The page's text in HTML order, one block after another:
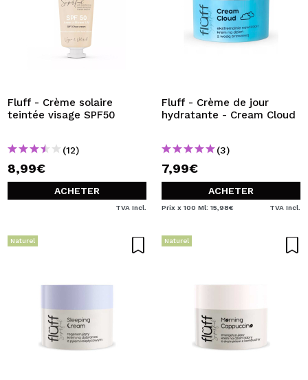
Fluff - Crème solaire
teintée visage SPF50
(12)
8,99€
ACHETER
TVA Incl.
Fluff - Crème de jour
hydratante - Cream Cloud
(3)
7,99€
ACHETER
Prix x 100 Ml: 15,98€ TVA Incl.
Naturel Naturel